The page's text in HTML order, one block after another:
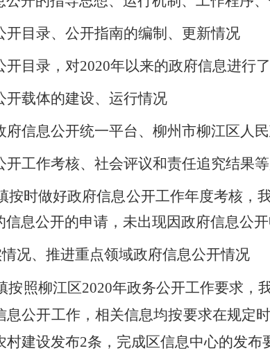
开目录、公开指南的编制、更新情况
开目录，对2020年以来的政府信息进行
开载体的建设、运行情况
府信息公开统一平台、柳州市柳江区人
开工作考核、社会评议和责任追究结果
按时做好政府信息公开工作年度考核，
息公开的申请，未出现因政府信息公
况、推进重点领域政府信息公开情况
按照柳江区2020年政务公开工作要求，
息公开工作，相关信息均按要求在规定
村建设发布2条，完成区信息中心的发布